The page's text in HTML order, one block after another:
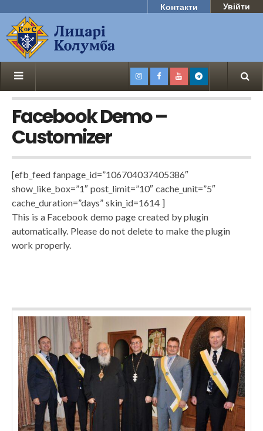
Контакти Увійти
Facebook Demo –
Customizer
[efb_feed fanpage_id=”106704037405386″
show_like_box=”1″ post_limit=”10″ cache_unit=”5″
cache_duration=”days” skin_id=1614 ]
This is a Facebook demo page created by plugin
automatically. Please do not delete to make the plugin
work properly.